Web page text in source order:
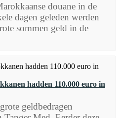
douane in de
dagen geleden werden
sommen geld in de
hadden 110.000 euro in
geldbedragen